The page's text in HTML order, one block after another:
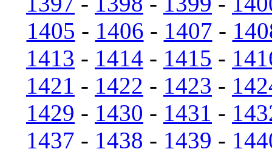
1405 - 1406 - 1407 -
1413 - 1414 - 1415 -
1421 - 1422 - 1423 -
1429 - 1430 - 1431 -
1437 - 1438 - 1439 -